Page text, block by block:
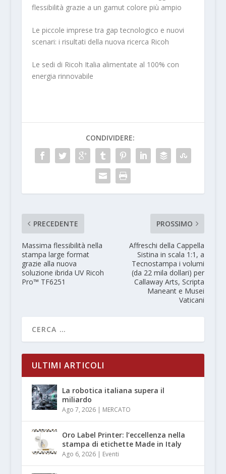
flessibilità grazie a un gamut colore più ampio
Le piccole imprese tra gap tecnologico e nuovi
scenari: i risultati della nuova ricerca Ricoh
Le sedi di Ricoh Italia alimentate al 100% con
energia rinnovabile
CONDIVIDERE:
PRECEDENTE
Massima flessibilità nella
stampa large format
grazie alla nuova
soluzione ibrida UV Ricoh
Pro™ TF6251
PROSSIMO
Affreschi della Cappella
Sistina in scala 1:1, a
Tecnostampa i volumi
(da 22 mila dollari) per
Callaway Arts, Scripta
Maneant e Musei
Vaticani
ULTIMI ARTICOLI
La robotica italiana supera il
miliardo
Ago 7, 2026| MERCATO
Oro Label Printer: l’eccellenza nella
stampa di etichette Made in Italy
Ago 6, 2026| Eventi